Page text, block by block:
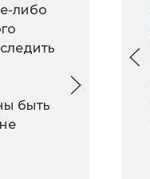
либо
быть